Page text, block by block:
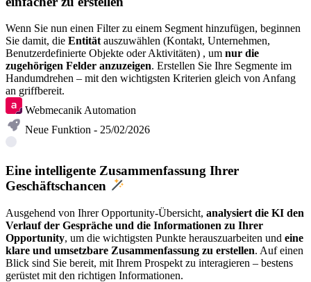
Wenn Sie nun einen Filter zu einem Segment hinzufügen, beginnen
Sie damit, die Entität auszuwählen (Kontakt, Unternehmen,
Benutzerdefinierte Objekte oder Aktivitäten) , um nur die
zugehörigen Felder anzuzeigen. Erstellen Sie Ihre Segmente im
Handumdrehen – mit den wichtigsten Kriterien gleich von Anfang
an griffbereit.
Webmecanik Automation
Neue Funktion - 25/02/2026
Eine intelligente Zusammenfassung Ihrer
Geschäftschancen
Ausgehend von Ihrer Opportunity-Übersicht, analysiert die KI den
Verlauf der Gespräche und die Informationen zu Ihrer
Opportunity, um die wichtigsten Punkte herauszuarbeiten und eine
klare und umsetzbare Zusammenfassung zu erstellen. Auf einen
Blick sind Sie bereit, mit Ihrem Prospekt zu interagieren – bestens
gerüstet mit den richtigen Informationen.